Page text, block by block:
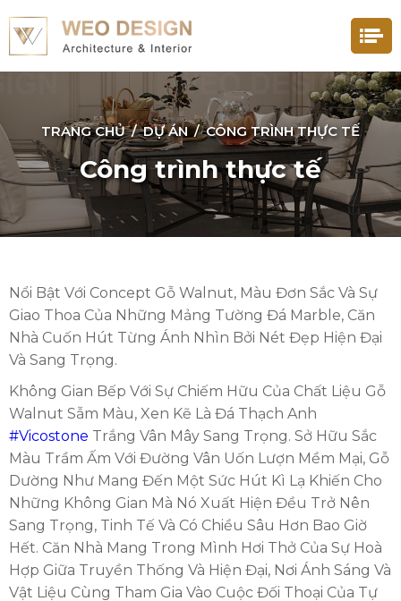
TRANG CHỦ / DỰ ÁN / CÔNG TRÌNH THỰC TẾ
Công trình thực tế
Nổi Bật Với Concept Gỗ Walnut, Màu Đơn Sắc Và Sự
Giao Thoa Của Những Mảng Tường Đá Marble, Căn
Nhà Cuốn Hút Từng Ánh Nhìn Bởi Nét Đẹp Hiện Đại
Và Sang Trọng.
Không Gian Bếp Với Sự Chiếm Hữu Của Chất Liệu Gỗ
Walnut Sẫm Màu, Xen Kẽ Là Đá Thạch Anh
#Vicostone Trắng Vân Mây Sang Trọng. Sở Hữu Sắc
Màu Trầm Ấm Với Đường Vân Uốn Lượn Mềm Mại, Gỗ
Dường Như Mang Đến Một Sức Hút Kì Lạ Khiến Cho
Những Không Gian Mà Nó Xuất Hiện Đều Trở Nên
Sang Trọng, Tinh Tế Và Có Chiều Sâu Hơn Bao Giờ
Hết. Căn Nhà Mang Trong Mình Hơi Thở Của Sự Hoà
Hợp Giữa Truyền Thống Và Hiện Đại, Nơi Ánh Sáng Và
Vật Liệu Cùng Tham Gia Vào Cuộc Đối Thoại Của Tự